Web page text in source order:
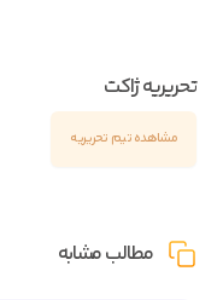
تحریریه ژاکت
مشاهده تیم تحریریه
مطالب مشابه